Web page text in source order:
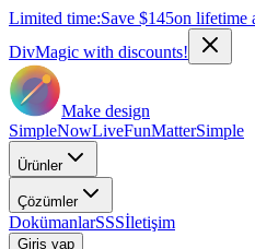
Limited time:Save $145on lifetime
DivMagic with discounts!
Make design
SimpleNowLiveFunMatterSimple
Ürünler
Çözümler
DokümanlarSSSİletişim
Giriş yap